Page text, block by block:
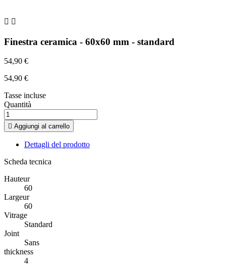
 
Finestra ceramica - 60x60 mm - standard
54,90 €
54,90 €
Tasse incluse
Quantità
 Aggiungi al carrello
Dettagli del prodotto
Scheda tecnica
Hauteur
60
Largeur
60
Vitrage
Standard
Joint
Sans
thickness
4